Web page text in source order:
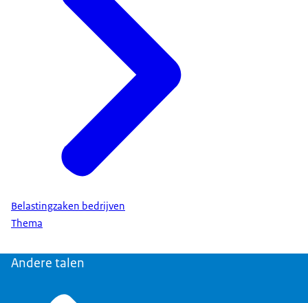
Belastingzaken bedrijven
Thema
Andere talen